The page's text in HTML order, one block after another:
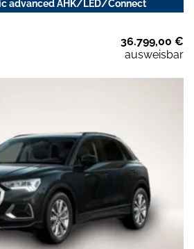
advanced AHK/LED/Connect
36.799,00 €
ausweisbar